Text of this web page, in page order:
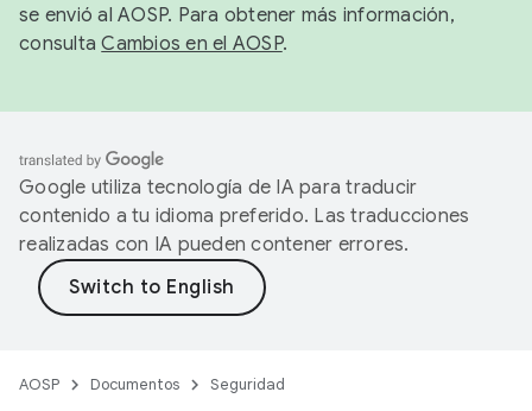
se envió al AOSP. Para obtener más información,
consultaCambios en el AOSP.
Google utiliza tecnología de IA para traducir
contenido a tu idioma preferido. Las traducciones
realizadas con IA pueden contener errores.
AOSP Documentos Seguridad